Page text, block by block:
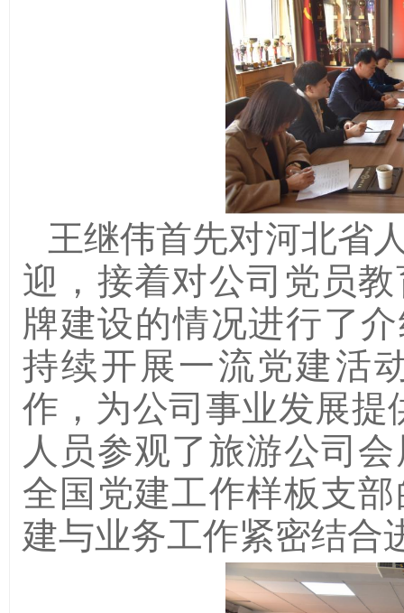
王继伟首先对河北省
迎，接着对公司党员
牌建设的情况进行了
持续开展一流党建活
作，为公司事业发展提
人员参观了旅游公司
全国党建工作样板支
建与业务工作紧密结合